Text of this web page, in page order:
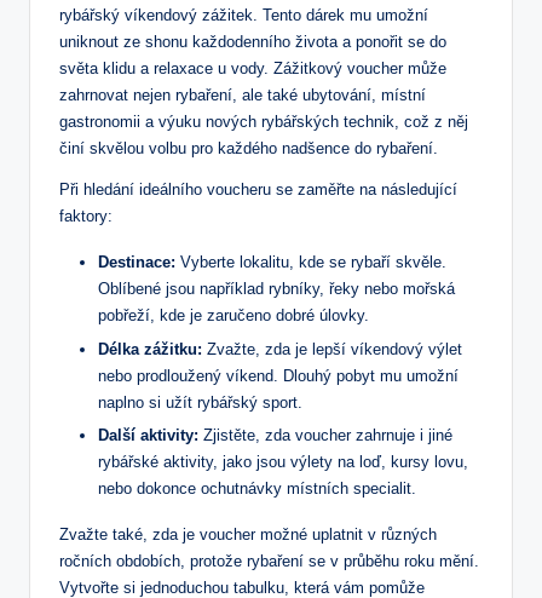
rybářský víkendový zážitek. Tento dárek mu umožní
uniknout ze shonu každodenního života a ponořit se do
světa klidu a relaxace u vody. Zážitkový voucher může
zahrnovat nejen rybaření, ale také ubytování, místní
gastronomii a výuku nových rybářských technik, což z něj
činí skvělou volbu pro každého nadšence do rybaření.
Při hledání ideálního voucheru se zaměřte na následující
faktory:
Destinace: Vyberte lokalitu, kde se rybaří skvěle.
Oblíbené jsou například rybníky, řeky nebo mořská
pobřeží, kde je zaručeno dobré úlovky.
Délka zážitku: Zvažte, zda je lepší víkendový výlet
nebo prodloužený víkend. Dlouhý pobyt mu umožní
naplno si užít rybářský sport.
Další aktivity: Zjistěte, zda voucher zahrnuje i jiné
rybářské aktivity, jako jsou výlety na loď, kursy lovu,
nebo dokonce ochutnávky místních specialit.
Zvažte také, zda je voucher možné uplatnit v různých
ročních obdobích, protože rybaření se v průběhu roku mění.
Vytvořte si jednoduchou tabulku, která vám pomůže